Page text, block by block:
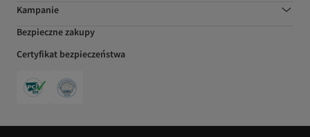
Kampanie
Bezpieczne zakupy
Certyfikat bezpieczeństwa